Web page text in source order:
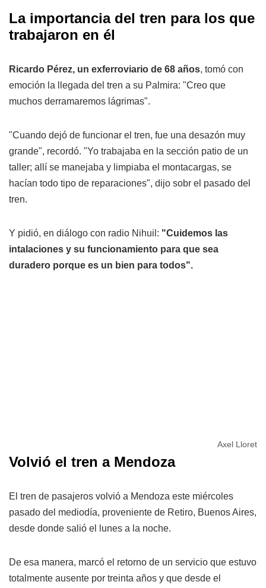
La importancia del tren para los que
trabajaron en él
Ricardo Pérez, un exferroviario de 68 años, tomó con
emoción la llegada del tren a su Palmira: "Creo que
muchos derramaremos lágrimas".
"Cuando dejó de funcionar el tren, fue una desazón muy
grande", recordó. "Yo trabajaba en la sección patio de un
taller; allí se manejaba y limpiaba el montacargas, se
hacían todo tipo de reparaciones", dijo sobr el pasado del
tren.
Y pidió, en diálogo con radio Nihuil: "Cuidemos las
intalaciones y su funcionamiento para que sea
duradero porque es un bien para todos".
Axel Lloret
Volvió el tren a Mendoza
El tren de pasajeros volvió a Mendoza este miércoles
pasado del mediodía, proveniente de Retiro, Buenos Aires,
desde donde salió el lunes a la noche.
De esa manera, marcó el retorno de un servicio que estuvo
totalmente ausente por treinta años y que desde el